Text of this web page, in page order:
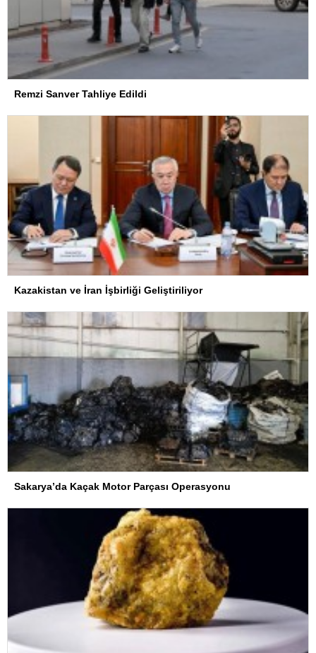
Remzi Sanver Tahliye Edildi
Kazakistan ve İran İşbirliği Geliştiriliyor
Sakarya’da Kaçak Motor Parçası Operasyonu